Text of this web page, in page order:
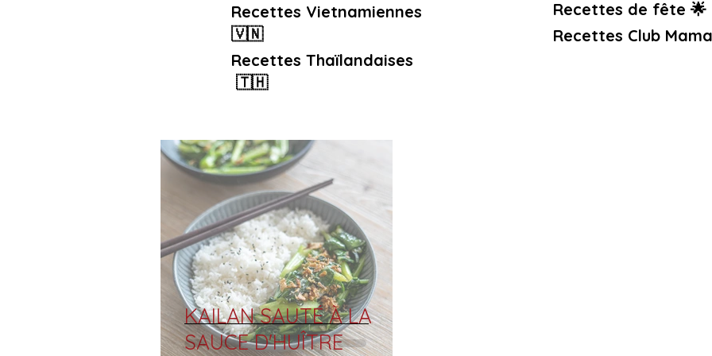
Recettes Vietnamiennes
🇻🇳
Recettes Thaïlandaises
🇹🇭
Recettes de fête 🌟
Recettes Club
KAILAN SAUTÉ À LA
SAUCE D'HUÎTRE